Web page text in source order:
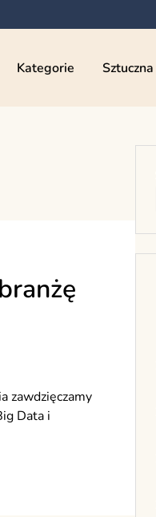
Kategorie
zawdzięczamy
Data i